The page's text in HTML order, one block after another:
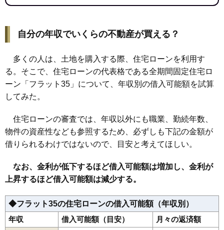
自分の年収でいくらの不動産が買える？
多くの人は、土地を購入する際、住宅ローンを利用す
る。そこで、住宅ローンの代表格である全期間固定住宅ロ
ーン「フラット35」について、年収別の借入可能額を試算
してみた。
住宅ローンの審査では、年収以外にも職業、勤続年数、
物件の資産性なども参照するため、必ずしも下記の金額が
借りられるわけではないので、目安と考えてほしい。
なお、金利が低下するほど借入可能額は増加し、金利が
上昇するほど借入可能額は減少する。
◆フラット35の住宅ローンの借入可能額（年収別）
年収
借入可能額（目安）
月々の返済額